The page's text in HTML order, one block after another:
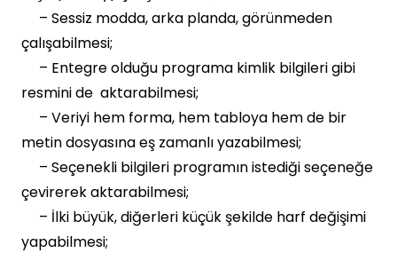
– Sessiz modda, arka planda, görünmeden
çalışabilmesi;
– Entegre olduğu programa kimlik bilgileri gibi
resmini de aktarabilmesi;
– Veriyi hem forma, hem tabloya hem de bir
metin dosyasına eş zamanlı yazabilmesi;
– Seçenekli bilgileri programın istediği seçeneğe
çevirerek aktarabilmesi;
– İlki büyük, diğerleri küçük şekilde harf değişimi
yapabilmesi;